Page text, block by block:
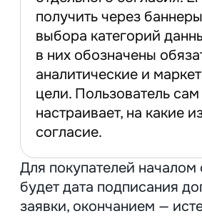
и СМС.
Шифруйте данные.
Храните сканы
паспортов в зашифрованных облаках,
настройте пересылку ПД только
и заключайте с работниками
соглашение о конфиденциальности.
Хранить данные клиентов и CRM
можно только на базах и ресурсах,
на территории РФ. К примеру, к ним
относятся Yandex Cloud, SberCloud
Advanced, Битрикс24
и не относится Google Forms.